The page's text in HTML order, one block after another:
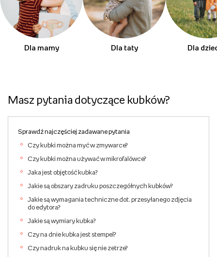
Dla mamy Dla taty Dla
Masz pytania dotyczące kubków?
Sprawdź najczęściej zadawane pytania
Czy kubki można myć w zmywarce?
Czy kubki można używać w mikrofalówce?
Jaka jest objętość kubka?
Jakie są obszary zadruku poszczegółnych kubków?
Jakie są wymagania techniczne dot. przesyłanego zdjęcia
do edytora?
Jakie są wymiary kubka?
Czy na dnie kubka jest stempel?
Czy nadruk na kubku się nie zetrze?